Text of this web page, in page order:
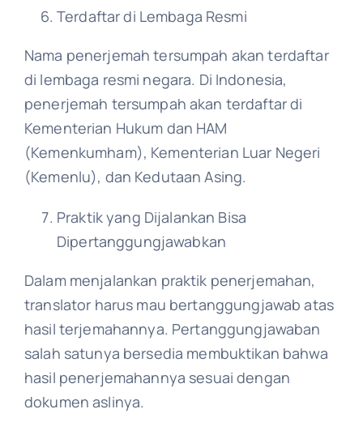
Terdaftar di Lembaga Resmi
Nama penerjemah tersumpah akan terdaftar
di lembaga resmi negara. Di Indonesia,
penerjemah tersumpah akan terdaftar di
Kementerian Hukum dan HAM
(Kemenkumham), Kementerian Luar Negeri
(Kemenlu), dan Kedutaan Asing.
Praktik yang Dijalankan Bisa
Dipertanggungjawabkan
Dalam menjalankan praktik penerjemahan,
translator harus mau bertanggungjawab atas
hasil terjemahannya. Pertanggungjawaban
salah satunya bersedia membuktikan bahwa
hasil penerjemahannya sesuai dengan
dokumen aslinya.